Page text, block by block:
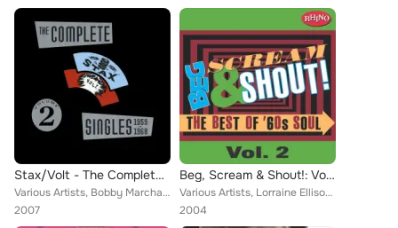
Stax/Volt - The Complete Singles 1959-1968 - Volume 2
Various Artists, Bobby Marchan, The Tonettes, Booker T. & The MG's, Billy & The King Bees, The Astors, William Bell, Eddie Kirk,...
2007
Beg, Scream & Shout!: Vol. 2
Various Artists, Lorraine Ellison, Don Covay, Otis Redding, Solomon Burke, Wilson Pickett, The Dynamics, Carla Thomas, Mary Well...
2004